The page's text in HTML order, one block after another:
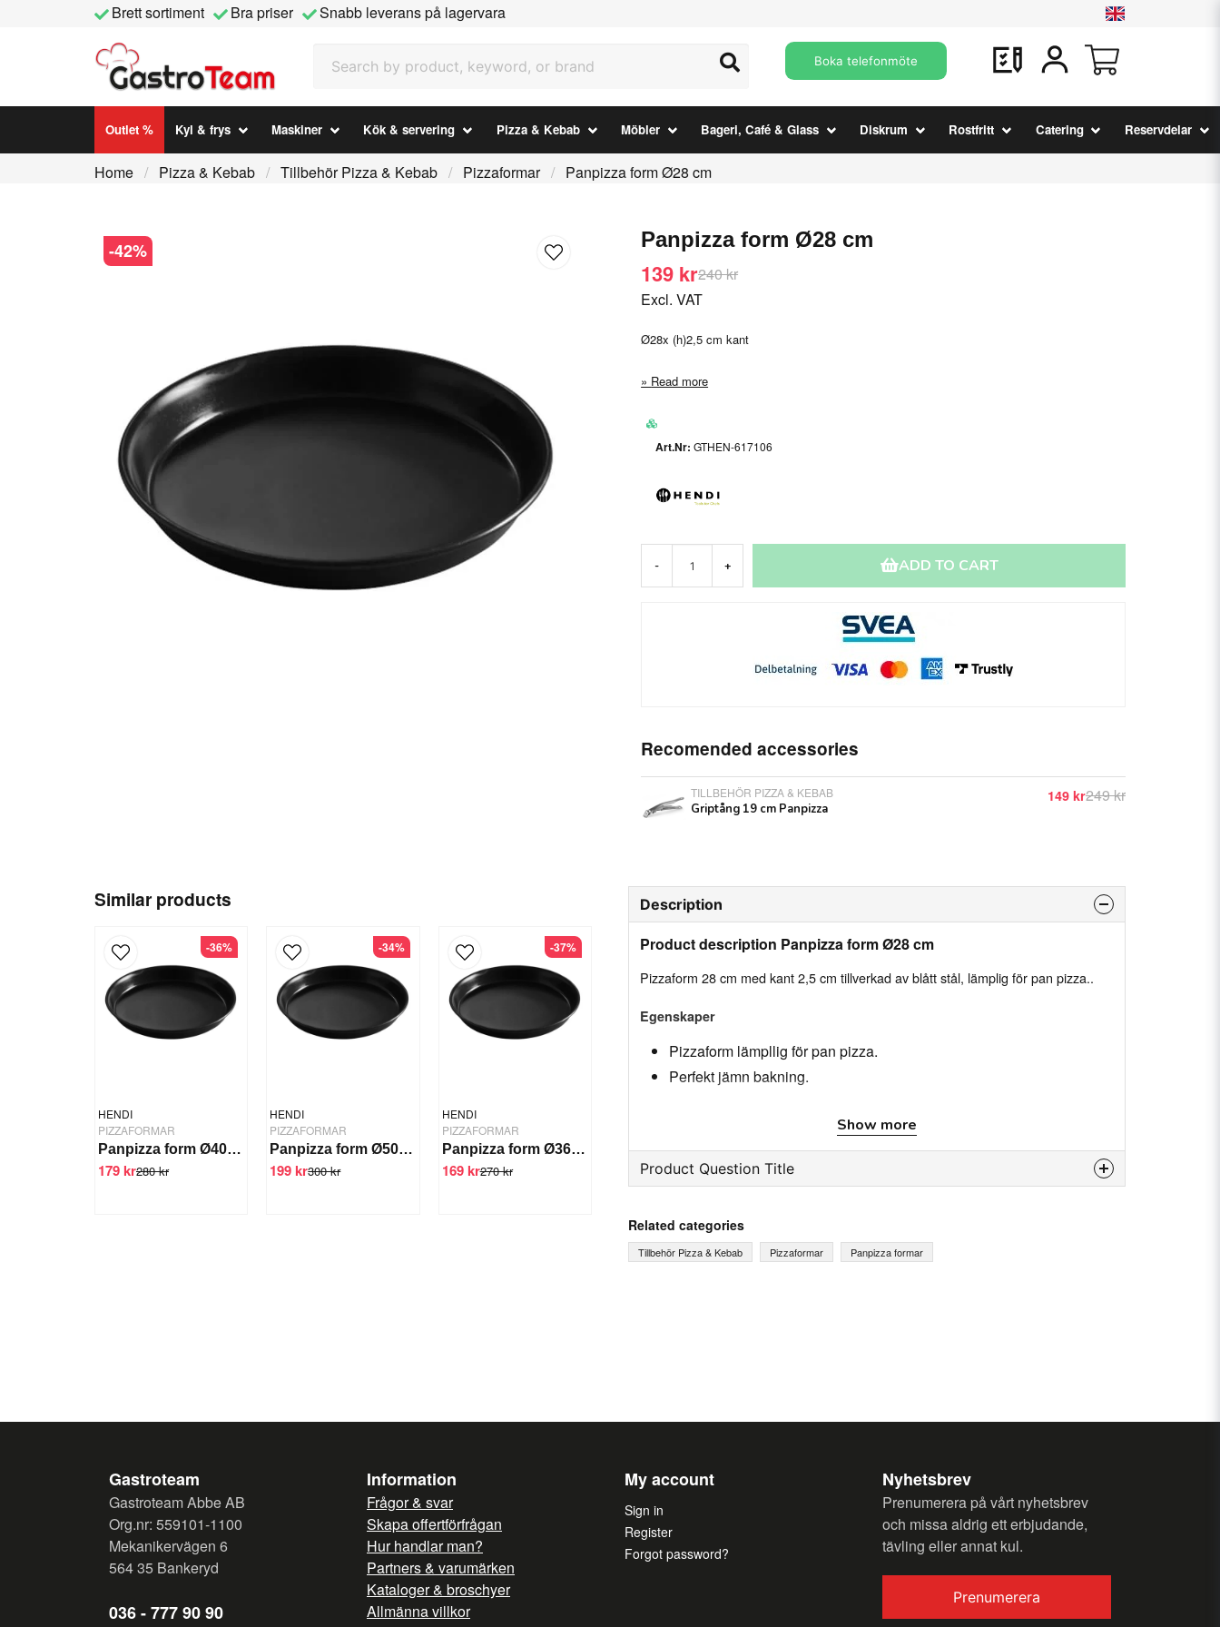
Brett sortiment Bra priser
Snabb leverans på lagervara
Boka telefonmöte
Outlet % Kyl & frys Maskiner Kök & servering Pizza & Kebab Möbler Bageri, Café & Glass Diskrum Rostfritt Catering Reservdelar
Home Pizza & Kebab Tillbehör Pizza & Kebab Pizzaformar Panpizza form Ø28 cm
-42% Panpizza form Ø28 cm
240 kr
139 kr
Excl. VAT
Ø28x (h)2,5 cm kant
Read more
GTHEN-617106
- + ADD TO CART
Recomended accessories
TILLBEHÖR PIZZA & KEBAB
Griptång 19 cm Panpizza
249 kr
149 kr
Similar products
HENDI
PIZZAFORMAR
Panpizza form Ø40 cm
280 kr
179 kr
-36%
HENDI
PIZZAFORMAR
Panpizza form Ø50 cm
300 kr
199 kr
-34%
HENDI
PIZZAFORMAR
Panpizza form Ø36 cm
270 kr
169 kr
-37%
Description
Product description Panpizza form Ø28 cm
Pizzaform 28 cm med kant 2,5 cm tillverkad av blått stål, lämplig för pan pizza..
Egenskaper
Pizzaform lämpllig för pan pizza.
Perfekt jämn bakning.
Kant: 2,5 cm
Tjocklek: 0,75 mm
Material: Blått stål
Show more
Product Question Title
Ask us something about this product...
Related categories
Tillbehör Pizza & Kebab Pizzaformar Panpizza formar
Gastroteam
Gastroteam Abbe AB
Org.nr: 559101-1100
Mekanikervägen 6
564 35 Bankeryd
036 - 777 90 90
Information
Frågor & svar
Skapa offertförfrågan
Hur handlar man?
Partners & varumärken
Kataloger & broschyer
Allmänna villkor
My account
Sign in
Register
Forgot password?
Nyhetsbrev
Prenumerera på vårt nyhetsbrev
och missa aldrig ett erbjudande,
tävling eller annat kul.
Prenumerera